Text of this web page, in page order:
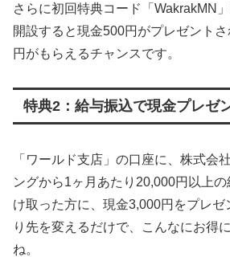
さらに初回特典コード「WakrakMN
開設すると現金500円がプレゼント
円がもらえるチャンスです。
特典2：給与振込で現金プレゼ
「ワールド支店」の口座に、株式会
ングから1ヶ月あたり20,000円以上
け取った方に、現金3,000円をプレゼ
り先を変えるだけで、こんなにお得
ね。